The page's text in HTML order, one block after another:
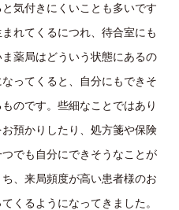
気付きにくいことも多いです
れてくるにつれ、待合室にも
薬局はどういう状態にあるの
ってくると、自分にもできそ
のです。些細なことではあり
預かりしたり、処方箋や保険
でも自分にできそうなことが
、来局頻度が高い患者様のお
くるようになってきました。